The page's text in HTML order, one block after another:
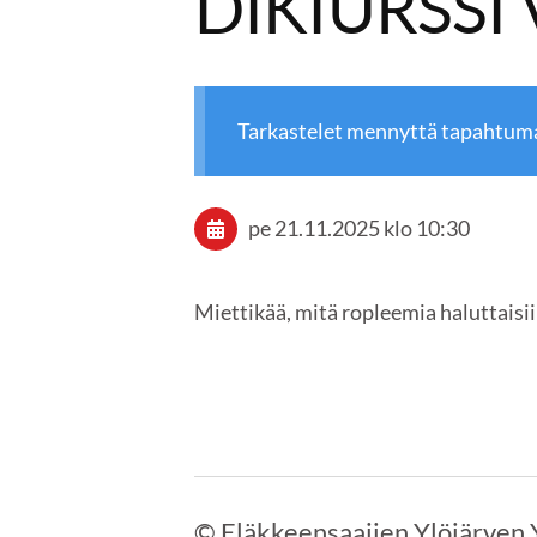
Tarkastelet mennyttä
pe 21.11.2025klo 10:30
Miettikää, mitä ropleemia